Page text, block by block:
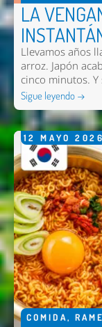
LA
Llevamos años
arroz. Japón
cinco minutos.
Sigue leyendo →
12 MAYO 2026
COMIDA,